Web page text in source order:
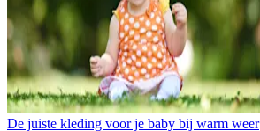
De juiste kleding voor je baby bij warm weer